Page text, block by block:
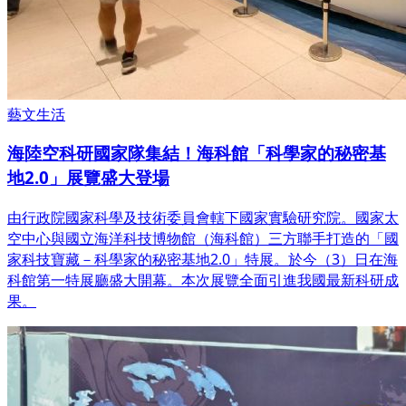
藝文生活
海陸空科研國家隊集結！海科館「科學家的秘密基
地2.0」展覽盛大登場
由行政院國家科學及技術委員會轄下國家實驗研究院。國家太
空中心與國立海洋科技博物館（海科館）三方聯手打造的「國
家科技寶藏－科學家的秘密基地2.0」特展。於今（3）日在海
科館第一特展廳盛大開幕。本次展覽全面引進我國最新科研成
果。